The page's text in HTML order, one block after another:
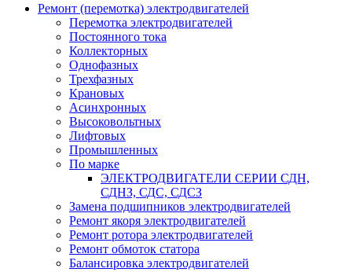
Ремонт (перемотка) электродвигателей
Перемотка электродвигателей
Постоянного тока
Коллекторных
Однофазных
Трехфазных
Крановых
Асинхронных
Высоковольтных
Лифтовых
Промышленных
По марке
ЭЛЕКТРОДВИГАТЕЛИ СЕРИИ СДН,
СДНЗ, СДС, СДСЗ
Замена подшипников электродвигателей
Ремонт якоря электродвигателей
Ремонт ротора электродвигателей
Ремонт обмоток статора
Балансировка электродвигателей